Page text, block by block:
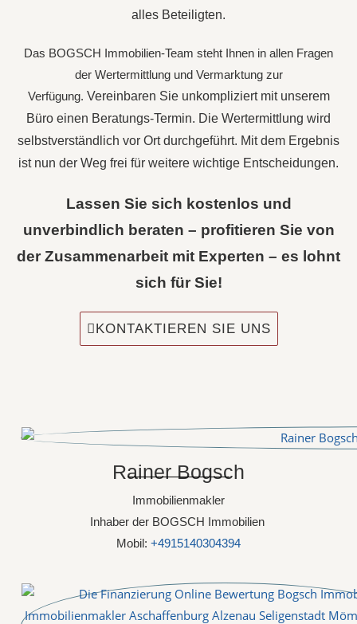
alles Beteiligten.
Das BOGSCH Immobilien-Team steht Ihnen in allen Fragen
der Wertermittlung und Vermarktung zur
Verfügung. Vereinbaren Sie unkompliziert mit unserem
Büro einen Beratungs-Termin. Die Wertermittlung wird
selbstverständlich vor Ort durchgeführt. Mit dem Ergebnis
ist nun der Weg frei für weitere wichtige Entscheidungen.
Lassen Sie sich kostenlos und
unverbindlich beraten – profitieren Sie von
der Zusammenarbeit mit Experten – es lohnt
sich für Sie!
KONTAKTIEREN SIE UNS
Rainer Bogsch
Immobilienmakler
Inhaber der BOGSCH Immobilien
Mobil: +4915140304394